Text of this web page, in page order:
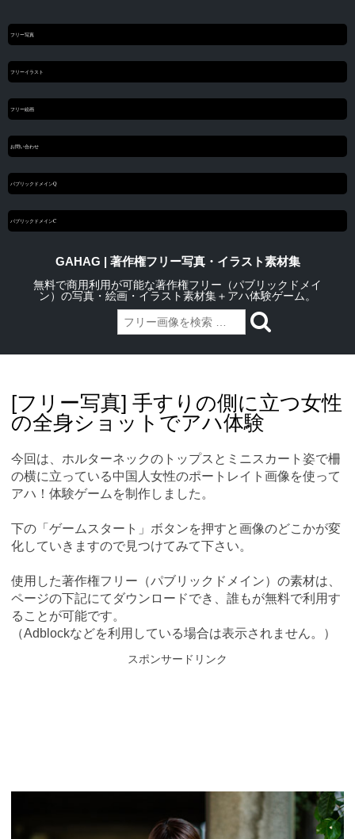
フリー写真
フリーイラスト
フリー絵画
お問い合わせ
パブリックドメインQ
パブリックドメインC
GAHAG | 著作権フリー写真・イラスト素材集
無料で商用利用が可能な著作権フリー（パブリックドメイ
ン）の写真・絵画・イラスト素材集＋アハ体験ゲーム。
content[フリー写真] 手すりの側に立つ女性
の全身ショットでアハ体験
今回は、ホルターネックのトップスとミニスカート姿で柵
の横に立っている中国人女性のポートレイト画像を使って
アハ！体験ゲームを制作しました。
下の「ゲームスタート」ボタンを押すと画像のどこかが変
化していきますので見つけてみて下さい。
使用した著作権フリー（パブリックドメイン）の素材は、
ページの下記にてダウンロードでき、誰もが無料で利用す
ることが可能です。
（Adblockなどを利用している場合は表示されません。）
スポンサードリンク